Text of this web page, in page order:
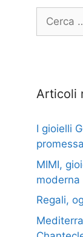
Articoli
I gioielli
MIMI,
moderna
Regali,